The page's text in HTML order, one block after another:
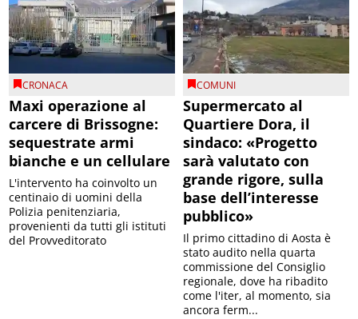
CRONACA
Maxi operazione al
carcere di Brissogne:
sequestrate armi
bianche e un cellulare
L'intervento ha coinvolto un
centinaio di uomini della
Polizia penitenziaria,
provenienti da tutti gli istituti
del Provveditorato
COMUNI
Supermercato al
Quartiere Dora, il
sindaco: «Progetto
sarà valutato con
grande rigore, sulla
base dell’interesse
pubblico»
Il primo cittadino di Aosta è
stato audito nella quarta
commissione del Consiglio
regionale, dove ha ribadito
come l'iter, al momento, sia
ancora ferm...